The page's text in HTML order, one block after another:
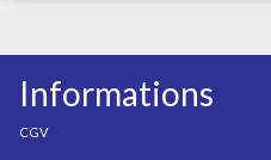
Informations
CGV